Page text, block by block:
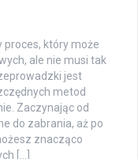
który może
ale nie musi tak
jest
metod
Zaczynając od
do zabrania, aż po
znacząco
[…]